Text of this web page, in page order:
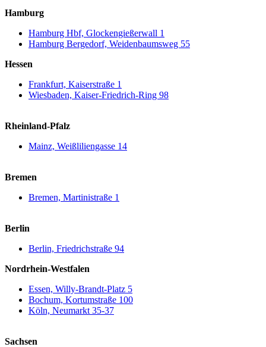
Hamburg
Hamburg Hbf, Glockengießerwall 1
Hamburg Bergedorf, Weidenbaumsweg 55
Hessen
Frankfurt, Kaiserstraße 1
Wiesbaden, Kaiser-Friedrich-Ring 98
Rheinland-Pfalz
Mainz, Weißliliengasse 14
Bremen
Bremen, Martinistraße 1
Berlin
Berlin, Friedrichstraße 94
Nordrhein-Westfalen
Essen, Willy-Brandt-Platz 5
Bochum, Kortumstraße 100
Köln, Neumarkt 35-37
Sachsen